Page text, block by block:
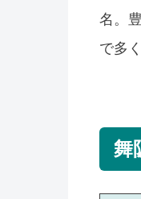
名。
で多
舞